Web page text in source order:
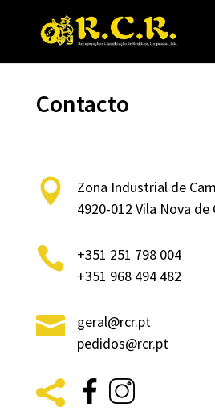
Contacto

Zona Industrial de
4920-012 Vila Nova de

+351 251 798 004
+351 968 494 482

geral@rcr.pt
pedidos@rcr.pt
